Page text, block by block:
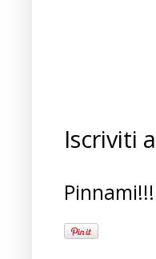
Iscriviti